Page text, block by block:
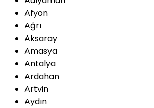
Afyon
Ağrı
Aksaray
Amasya
Antalya
Ardahan
Artvin
Aydın